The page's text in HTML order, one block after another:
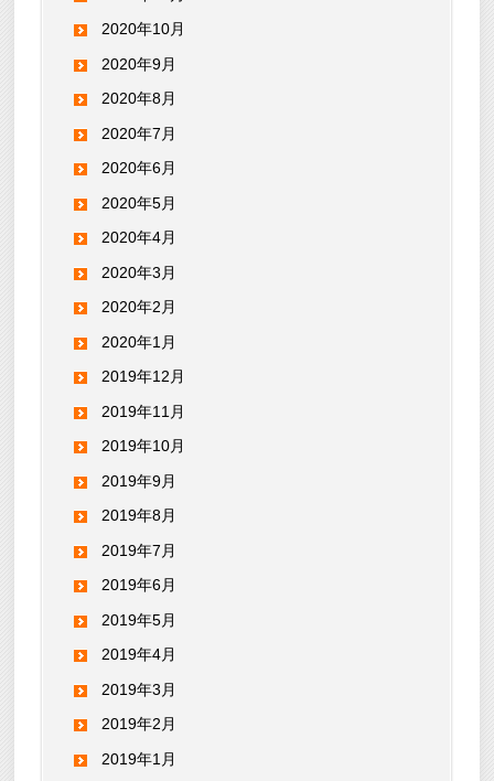
2020年10月
2020年9月
2020年8月
2020年7月
2020年6月
2020年5月
2020年4月
2020年3月
2020年2月
2020年1月
2019年12月
2019年11月
2019年10月
2019年9月
2019年8月
2019年7月
2019年6月
2019年5月
2019年4月
2019年3月
2019年2月
2019年1月